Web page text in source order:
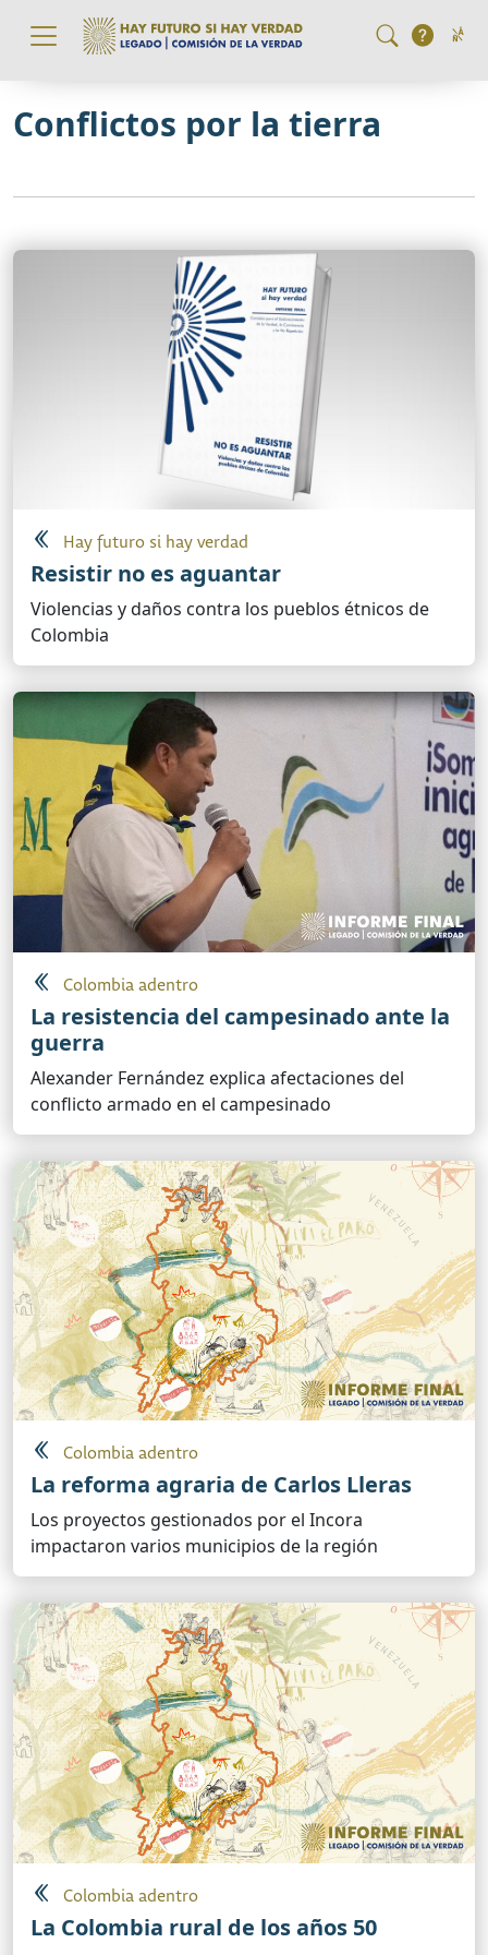
Pasar al contenido principal
Conflictos por la tierra
Hay futuro si hay verdad
Resistir no es aguantar
Violencias y daños contra los pueblos étnicos de
Colombia
Colombia adentro
La resistencia del campesinado ante la
guerra
Alexander Fernández explica afectaciones del
conflicto armado en el campesinado
Colombia adentro
La reforma agraria de Carlos Lleras
Los proyectos gestionados por el Incora
impactaron varios municipios de la región
Colombia adentro
La Colombia rural de los años 50